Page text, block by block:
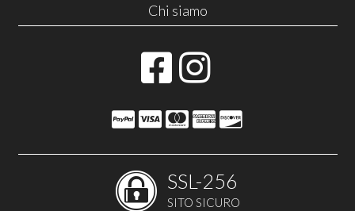
Chi siamo
SSL-256
SITO SICURO